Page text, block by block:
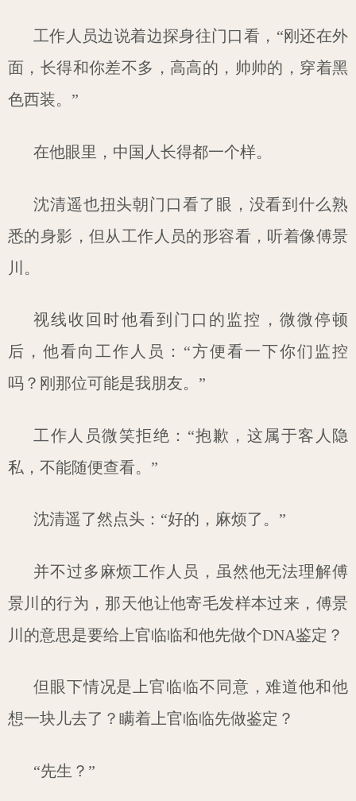
工作人员边说着边探身往门口看，“刚还在外
面，长得和你差不多，高高的，帅帅的，穿着黑
色西装。”
在他眼里，中国人长得都一个样。
沈清遥也扭头朝门口看了眼，没看到什么熟
悉的身影，但从工作人员的形容看，听着像傅景
川。
视线收回时他看到门口的监控，微微停顿
后，他看向工作人员：“方便看一下你们监控
吗？刚那位可能是我朋友。”
工作人员微笑拒绝：“抱歉，这属于客人隐
私，不能随便查看。”
沈清遥了然点头：“好的，麻烦了。”
并不过多麻烦工作人员，虽然他无法理解傅
景川的行为，那天他让他寄毛发样本过来，傅景
川的意思是要给上官临临和他先做个DNA鉴定？
但眼下情况是上官临临不同意，难道他和他
想一块儿去了？瞒着上官临临先做鉴定？
“先生？”